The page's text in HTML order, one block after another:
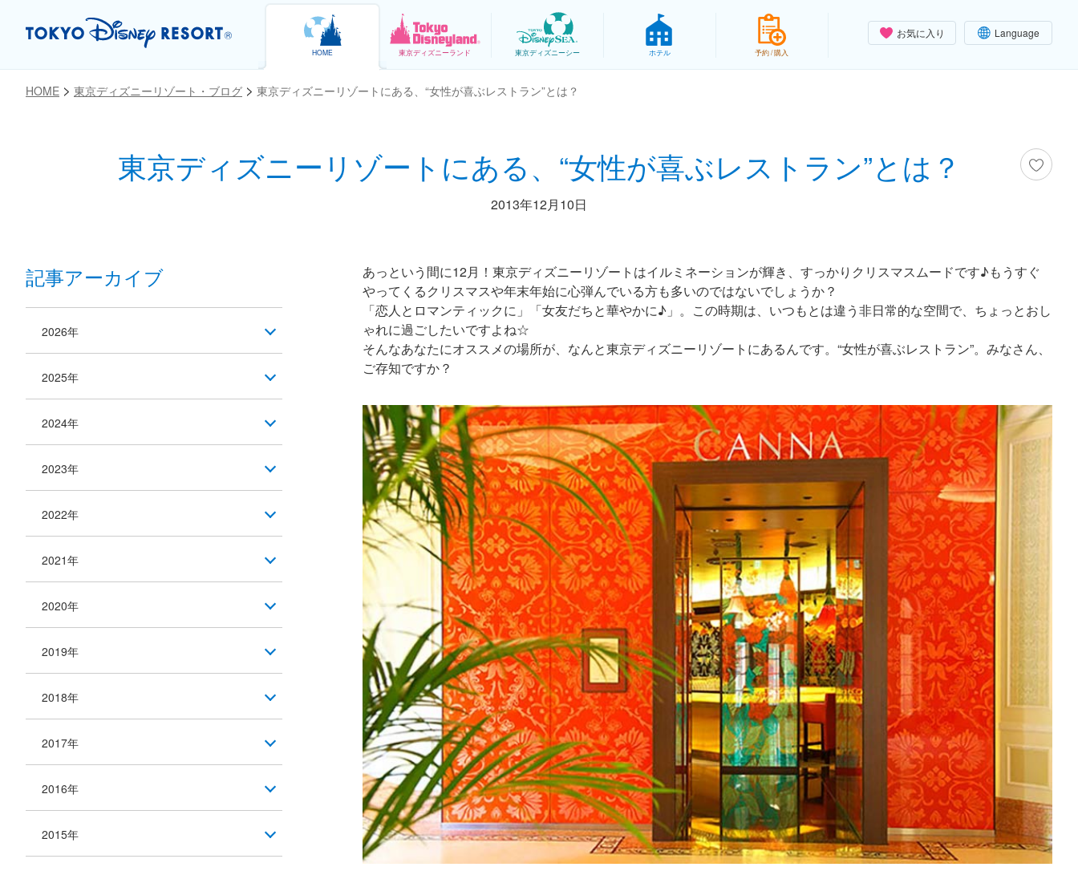
お気に入り Language
HOME 東京ディズニーランド 東京ディズニーシー ホテル 予約 / 購入
HOME 東京ディズニーリゾート・ブログ 東京ディズニーリゾートにある、“女性が喜ぶレストラン”とは？
東京ディズニーリゾートにある、“女性が喜ぶレストラン”とは？
お気に入り
2013年12月10日
あっという間に12月！東京ディズニーリゾートはイルミネーションが輝き、すっかりクリスマスムードです♪もうすぐ
やってくるクリスマスや年末年始に心弾んでいる方も多いのではないでしょうか？
「恋人とロマンティックに」「女友だちと華やかに♪」。この時期は、いつもとは違う非日常的な空間で、ちょっとおし
ゃれに過ごしたいですよね☆
そんなあなたにオススメの場所が、なんと東京ディズニーリゾートにあるんです。“女性が喜ぶレストラン”。みなさん、
ご存知ですか？
記事アーカイブ
2026年
2025年
2024年
2023年
2022年
2021年
2020年
2019年
2018年
2017年
2016年
2015年